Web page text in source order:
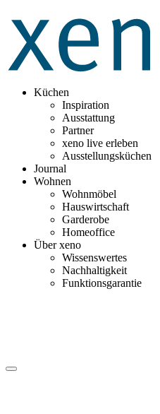
Küchen
Inspiration
Ausstattung
Partner
xeno live erleben
Ausstellungsküchen
Journal
Wohnen
Wohnmöbel
Hauswirtschaft
Garderobe
Homeoffice
Über xeno
Wissenswertes
Nachhaltigkeit
Funktionsgarantie